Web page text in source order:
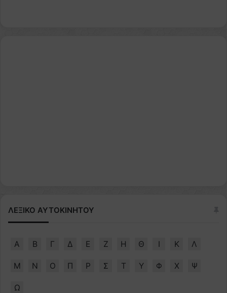
ΛΕΞΙΚΟ ΑΥΤΟΚΙΝΗΤΟΥ
Α Β Γ Δ Ε Ζ Η Θ Ι Κ Λ
Μ Ν Ο Π Ρ Σ Τ Υ Φ Χ Ψ
Ω